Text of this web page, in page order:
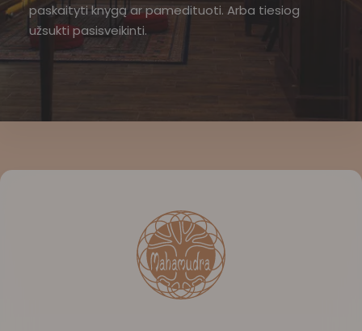
paskaityti knygą ar pamedituoti. Arba tiesiog
užsukti pasisveikinti.